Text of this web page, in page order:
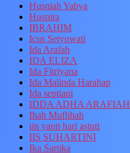
Husniah Yahya
Huspira
IBRAHIM
Icus Setyowati
Ida Arafah
IDA ELIZA
Ida Fitriyana
Ida Malinda Harahap
Ida septiani
IDDA ADHA ARAFIAH
Ihah Muflihah
iin yanti hari astuti
IIS SUHARTINI
Ika Sartika